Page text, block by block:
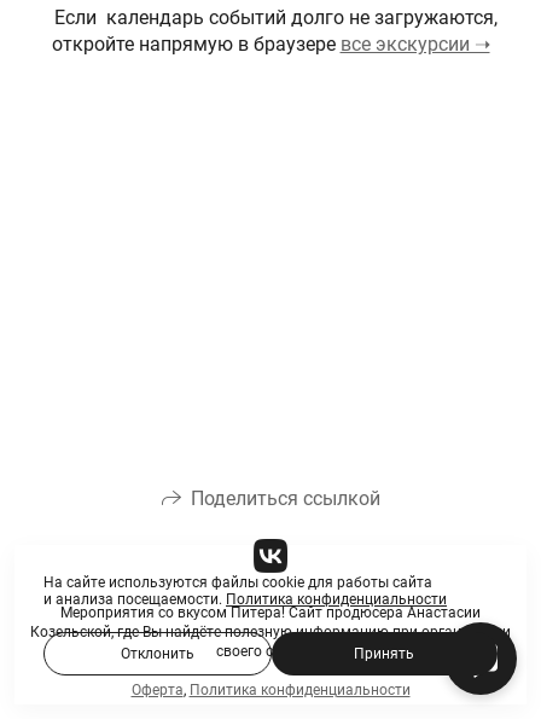
Если календарь событий долго не загружаются,
откройте напрямую в браузере все экскурсии ➝
Поделиться ссылкой
Мероприятия со вкусом Питера! Сайт продюсера Анастасии
Козельской, где Вы найдёте полезную информацию при организации
своего события
Оферта, Политика конфиденциальности
На сайте используются файлы cookie для работы сайта
и анализа посещаемости. Политика конфиденциальности
Отклонить Принять